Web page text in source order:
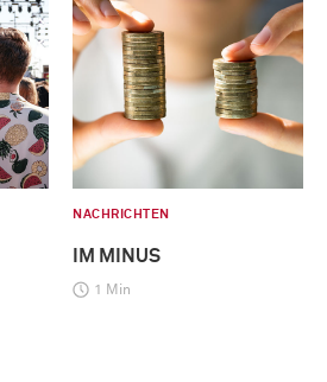
NACHRICHTEN
IM MINUS
1 Min